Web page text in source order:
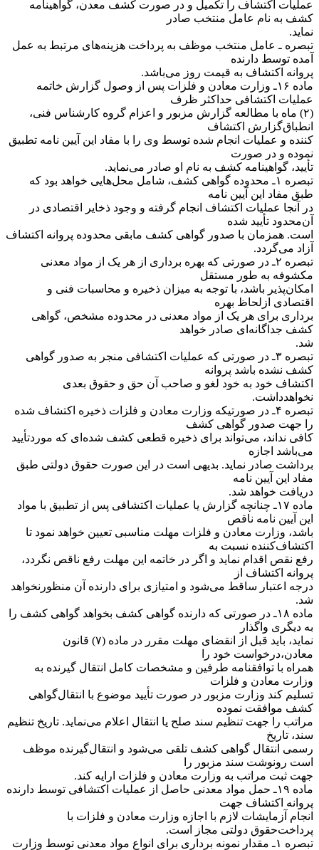
عملیات اکتشاف را تکمیل و در صورت کشف معدن، گواهینامه
کشف به نام عامل منتخب صادر
نماید.
‌تبصره ـ عامل منتخب موظف به پرداخت هزینه‌های مرتبط به عمل
آمده توسط دارنده
پروانه اکتشاف به قیمت روز می‌باشد.
‌ماده ۱۶ـ وزارت معادن و فلزات پس از وصول گزارش خاتمه
عملیات اکتشافی حداکثر ظرف
(۲) ماه با مطالعه گزارش مزبور و اعزام گروه کارشناس فنی،
انطباق‌گزارش اکتشاف
کننده و عملیات انجام شده توسط وی را با مفاد این آیین نامه تطبیق
نموده و در صورت
تأیید، گواهینامه کشف به نام او صادر می‌نماید.
‌تبصره ۱ـ محدوده گواهی کشف، شامل محل‌هایی خواهد بود که
طبق مفاد این آیین نامه
در آنجا عملیات اکتشاف انجام گرفته و وجود ذخایر اقتصادی در
آن‌محدود تأیید شده
است. همزمان با صدور گواهی کشف مابقی محدوده پروانه اکتشاف
آزاد می‌گردد.
‌تبصره ۲ـ در صورتی که بهره برداری از هر یک از مواد معدنی
مکشوفه به طور مستقل
امکان‌پذیر باشد، با توجه به میزان ذخیره و محاسبات فنی و
اقتصادی از‌لحاظ بهره
برداری برای هر یک از مواد معدنی در محدوده مشخص، گواهی
کشف جداگانه‌ای صادر خواهد
شد.
‌تبصره ۳ـ در صورتی که عملیات اکتشافی منجر به صدور گواهی
کشف نشده باشد پروانه
اکتشاف خود به خود لغو و صاحب آن حق و حقوق بعدی
نخواهد‌داشت.
‌تبصره ۴ـ در صورتیکه وزارت معادن و فلزات ذخیره اکتشاف شده
را جهت صدور گواهی کشف
کافی نداند، می‌تواند برای ذخیره قطعی کشف شده‌ای که مورد‌تأیید
می‌باشد اجازه
برداشت صادر نماید. بدیهی است در این صورت حقوق دولتی طبق
مفاد این آیین نامه
دریافت خواهد شد.
‌ماده ۱۷ـ چنانچه گزارش یا عملیات اکتشافی پس از تطبیق با مواد
این آیین نامه ناقص
باشد، وزارت معادن و فلزات مهلت مناسبی تعیین خواهد نمود تا
اکتشاف‌کننده نسبت به
رفع نقص اقدام نماید و اگر در خاتمه این مهلت رفع ناقص نگردد،
پروانه اکتشاف از
درجه اعتبار ساقط می‌شود و امتیازی برای دارنده آن منظور‌نخواهد
شد.
‌ماده ۱۸ـ در صورتی که دارنده گواهی کشف بخواهد گواهی کشف را
به دیگری واگذار
نماید، باید قبل از انقضای مهلت مقرر در ماده (۷) قانون
معادن،‌درخواست خود را
همراه با توافقنامه طرفین و مشخصات کامل انتقال گیرنده به
وزارت معادن و فلزات
تسلیم کند وزارت مزبور در صورت تأیید موضوع با انتقال‌گواهی
کشف موافقت نموده
مراتب را جهت تنظیم سند صلح یا انتقال اعلام می‌نماید. تاریخ تنظیم
سند، تاریخ
رسمی انتقال گواهی کشف تلقی می‌شود و انتقال‌گیرنده موظف
است رونوشت سند مزبور را
جهت ثبت مراتب به وزارت معادن و فلزات ارایه کند.
‌ماده ۱۹ـ حمل مواد معدنی حاصل از عملیات اکتشافی توسط دارنده
پروانه اکتشاف جهت
انجام آزمایشات لازم با اجازه وزارت معادن و فلزات با
پرداخت‌حقوق دولتی مجاز است.
‌تبصره ۱ـ مقدار نمونه برداری برای انواع مواد معدنی توسط وزارت